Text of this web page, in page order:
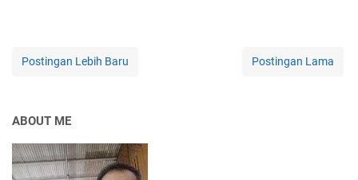
Postingan Lebih Baru Postingan Lama
ABOUT ME